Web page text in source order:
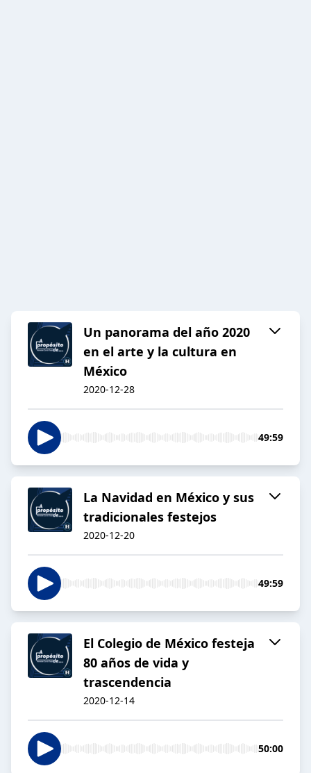
Un panorama del año 2020
en el arte y la cultura en
México
2020-12-28
49:59
La Navidad en México y sus
tradicionales festejos
2020-12-20
49:59
El Colegio de México festeja
80 años de vida y
trascendencia
2020-12-14
50:00